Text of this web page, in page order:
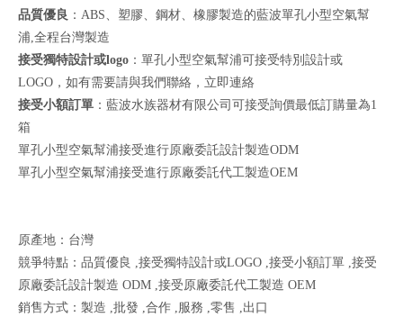
品質優良 ：ABS、塑膠、鋼材、橡膠製造的藍波單孔小型空氣幫
浦,全程台灣製造
接受獨特設計或logo ：單孔小型空氣幫浦可接受特別設計或
LOGO，如有需要請與我們聯絡， 立即連絡
接受小額訂單 ：藍波水族器材有限公司可接受詢價最低訂購量為1
箱
單孔小型空氣幫浦接受進行原廠委託設計製造ODM
單孔小型空氣幫浦接受進行原廠委託代工製造OEM
原產地：台灣
競爭特點：品質優良 ,接受獨特設計或LOGO ,接受小額訂單 ,接受
原廠委託設計製造 ODM ,接受原廠委託代工製造 OEM
銷售方式：製造 ,批發 ,合作 ,服務 ,零售 ,出口